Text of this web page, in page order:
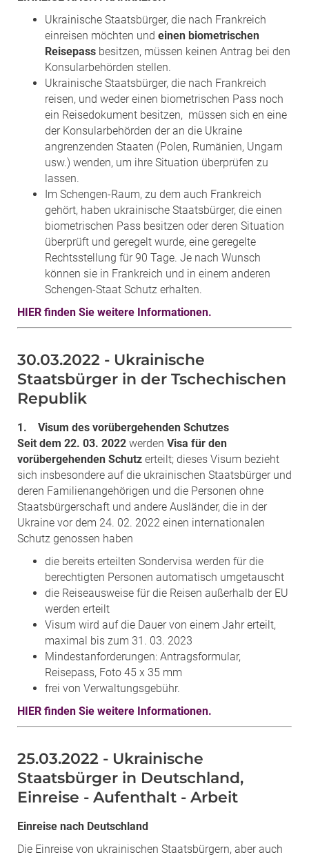
Ukrainische Staatsbürger, die nach Frankreich
einreisen möchten und einen biometrischen
Reisepass besitzen, müssen keinen Antrag bei den
Konsularbehörden stellen.
Ukrainische Staatsbürger, die nach Frankreich
reisen, und weder einen biometrischen Pass noch
ein Reisedokument besitzen, müssen sich en eine
der Konsularbehörden der an die Ukraine
angrenzenden Staaten (Polen, Rumänien, Ungarn
usw.) wenden, um ihre Situation überprüfen zu
lassen.
Im Schengen-Raum, zu dem auch Frankreich
gehört, haben ukrainische Staatsbürger, die einen
biometrischen Pass besitzen oder deren Situation
überprüft und geregelt wurde, eine geregelte
Rechtsstellung für 90 Tage. Je nach Wunsch
können sie in Frankreich und in einem anderen
Schengen-Staat Schutz erhalten.
HIER finden Sie weitere Informationen.
30.03.2022 - Ukrainische
Staatsbürger in der Tschechischen
Republik
1. Visum des vorübergehenden Schutzes
Seit dem 22. 03. 2022 werden Visa für den
vorübergehenden Schutz erteilt; dieses Visum bezieht
sich insbesondere auf die ukrainischen Staatsbürger und
deren Familienangehörigen und die Personen ohne
Staatsbürgerschaft und andere Ausländer, die in der
Ukraine vor dem 24. 02. 2022 einen internationalen
Schutz genossen haben
die bereits erteilten Sondervisa werden für die
berechtigten Personen automatisch umgetauscht
die Reiseausweise für die Reisen außerhalb der EU
werden erteilt
Visum wird auf die Dauer von einem Jahr erteilt,
maximal bis zum 31. 03. 2023
Mindestanforderungen: Antragsformular,
Reisepass, Foto 45 x 35 mm
frei von Verwaltungsgebühr.
HIER finden Sie weitere Informationen.
25.03.2022 - Ukrainische
Staatsbürger in Deutschland,
Einreise - Aufenthalt - Arbeit
Einreise nach Deutschland
Die Einreise von ukrainischen Staatsbürgern, aber auch